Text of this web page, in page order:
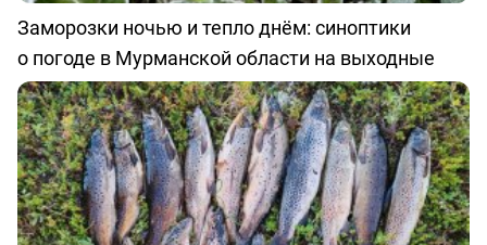
Заморозки ночью и тепло днём: синоптики
о погоде в Мурманской области на выходные